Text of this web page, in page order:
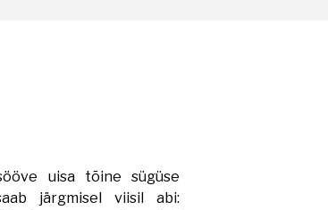
uisa tõine sügüse
järgmisel viisil abi: